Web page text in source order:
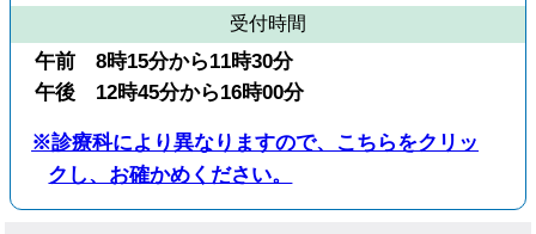
受付時間
午前 8時15分から11時30分
午後 12時45分から16時00分
※診療科により異なりますので、こちらをクリッ
クし、お確かめください。